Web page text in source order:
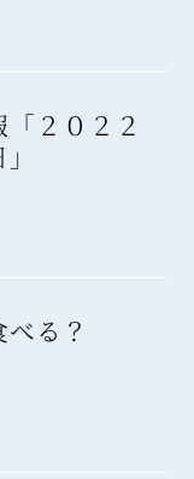
２０２２
る？